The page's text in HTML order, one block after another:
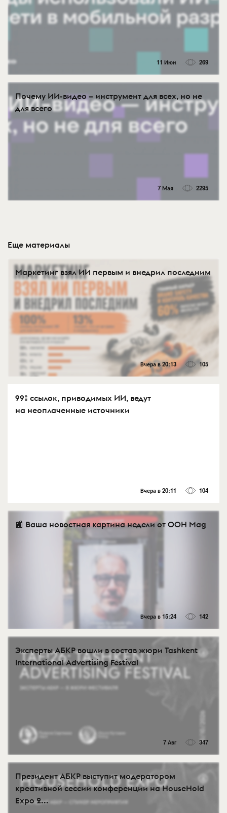
11 Июн 269
Почему ИИ-видео – инструмент для всех, но не
для всего
7 Мая 2295
Еще материалы
Маркетинг взял ИИ первым и внедрил последним
Вчера в 20:13 105
99% ссылок, приводимых ИИ, ведут
на неоплаченные источники
Вчера в 20:11 104
📰 Ваша новостная картина недели от OOH Mag
Вчера в 15:24 142
Эксперты АБКР вошли в состав жюри Tashkent
International Advertising Festival
7 Авг 347
Президент АБКР выступит модератором
креативной сессии конференции на HouseHold
Expo 2...